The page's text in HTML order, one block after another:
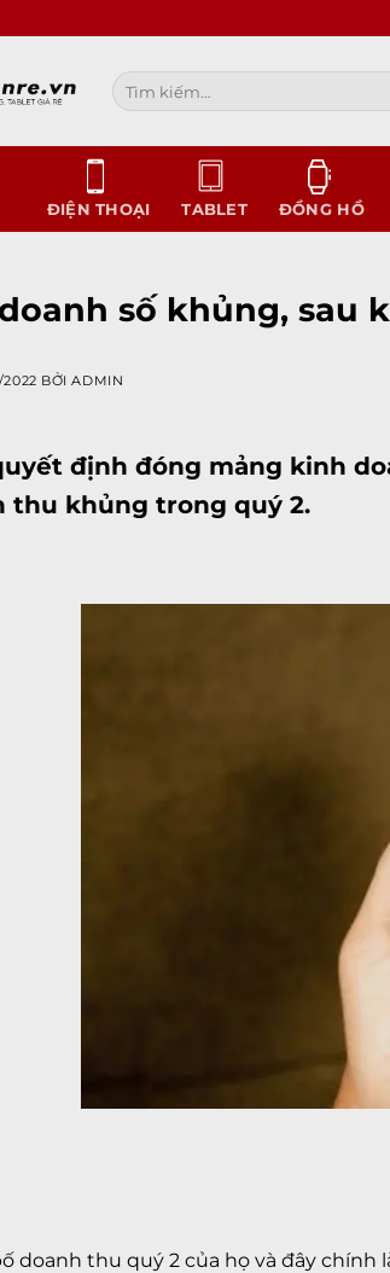
Tìm
kiếm:
ĐIỆN THOẠI TABLET ĐỒNG HỒ
số khủng, sau
BỞIADMIN
định đóng mảng kinh
thu khủng trong quý 2.
doanh thu quý 2 của họ và đây